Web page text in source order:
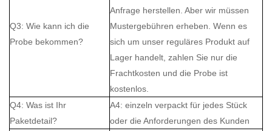
Q3: Wie kann ich die
Probe bekommen?
Anfrage herstellen. Aber wir müssen
Mustergebühren erheben. Wenn es
sich um unser reguläres Produkt auf
Lager handelt, zahlen Sie nur die
Frachtkosten und die Probe ist
kostenlos.
Q4: Was ist Ihr
Paketdetail?
A4: einzeln verpackt für jedes Stück
oder die Anforderungen des Kunden